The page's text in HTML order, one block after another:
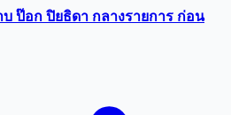
ป๊อก ปิยธิดา กลางรายการ ก่อน